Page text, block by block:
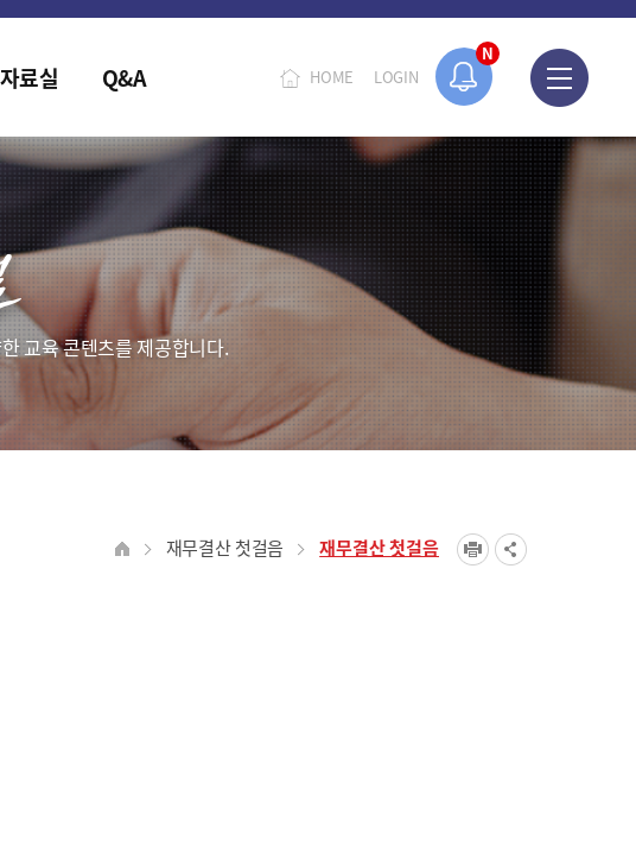
N
내
HOME LOGIN
료실 Q&A
교육 콘텐츠를 제공합니다.
재무결산 첫걸음 재무결산 첫걸음